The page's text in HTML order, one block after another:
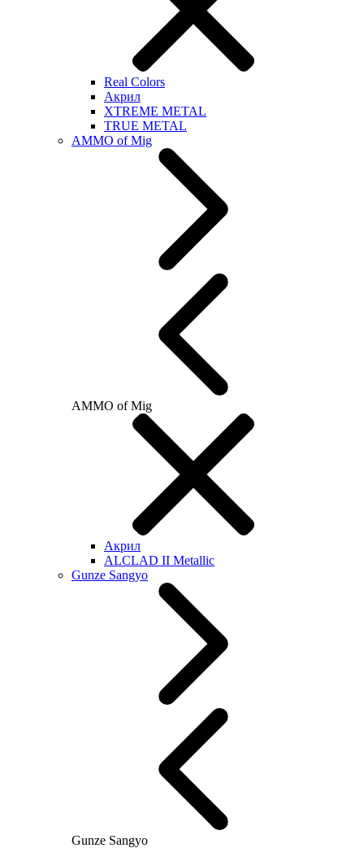
Real Colors
Акрил
XTREME METAL
TRUE METAL
AMMO of Mig
AMMO of Mig
Акрил
ALCLAD II Metallic
Gunze Sangyo
Gunze Sangyo